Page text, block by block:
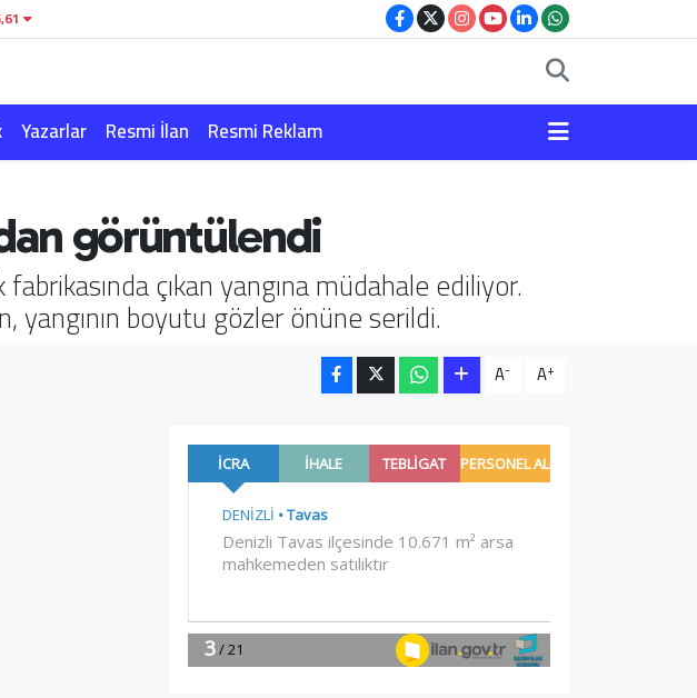
Yazarlar Resmi İlan Resmi Reklam
görüntülendi
çıkan yangına müdahale ediliyor.
boyutu gözler önüne serildi.
A- A+